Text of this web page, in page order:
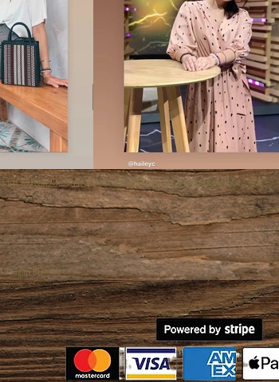
手狐系列與個人化五行客製水晶。提供高品質天然晶石手鏈與原創飾品設計，專業一
Rights Reserved.